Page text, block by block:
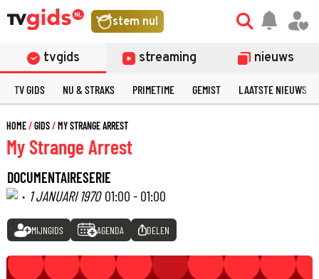
stem nu!
tvgids streaming nieuws
TV GIDS NU & STRAKS PRIMETIME GEMIST LAATSTE NIEUWS
HOME GIDS MY STRANGE ARREST
My Strange Arrest
DOCUMENTAIRESERIE
· 1 JANUARI 1970 01:00 - 01:00
MIJNGIDS AGENDA DELEN